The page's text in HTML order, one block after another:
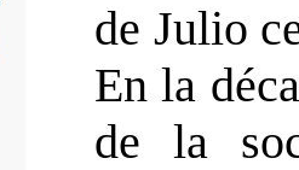
de Julio
En la
de la